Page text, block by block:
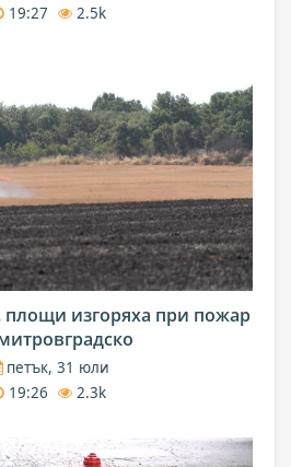
19:27
2.5k
площи изгоряха при пожар
петък, 31 юли
19:26
2.3k